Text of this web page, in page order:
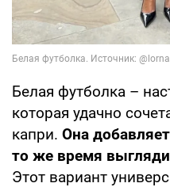
Белая футболка –
которая удачно
капри. Она
то же время
Этот вариант